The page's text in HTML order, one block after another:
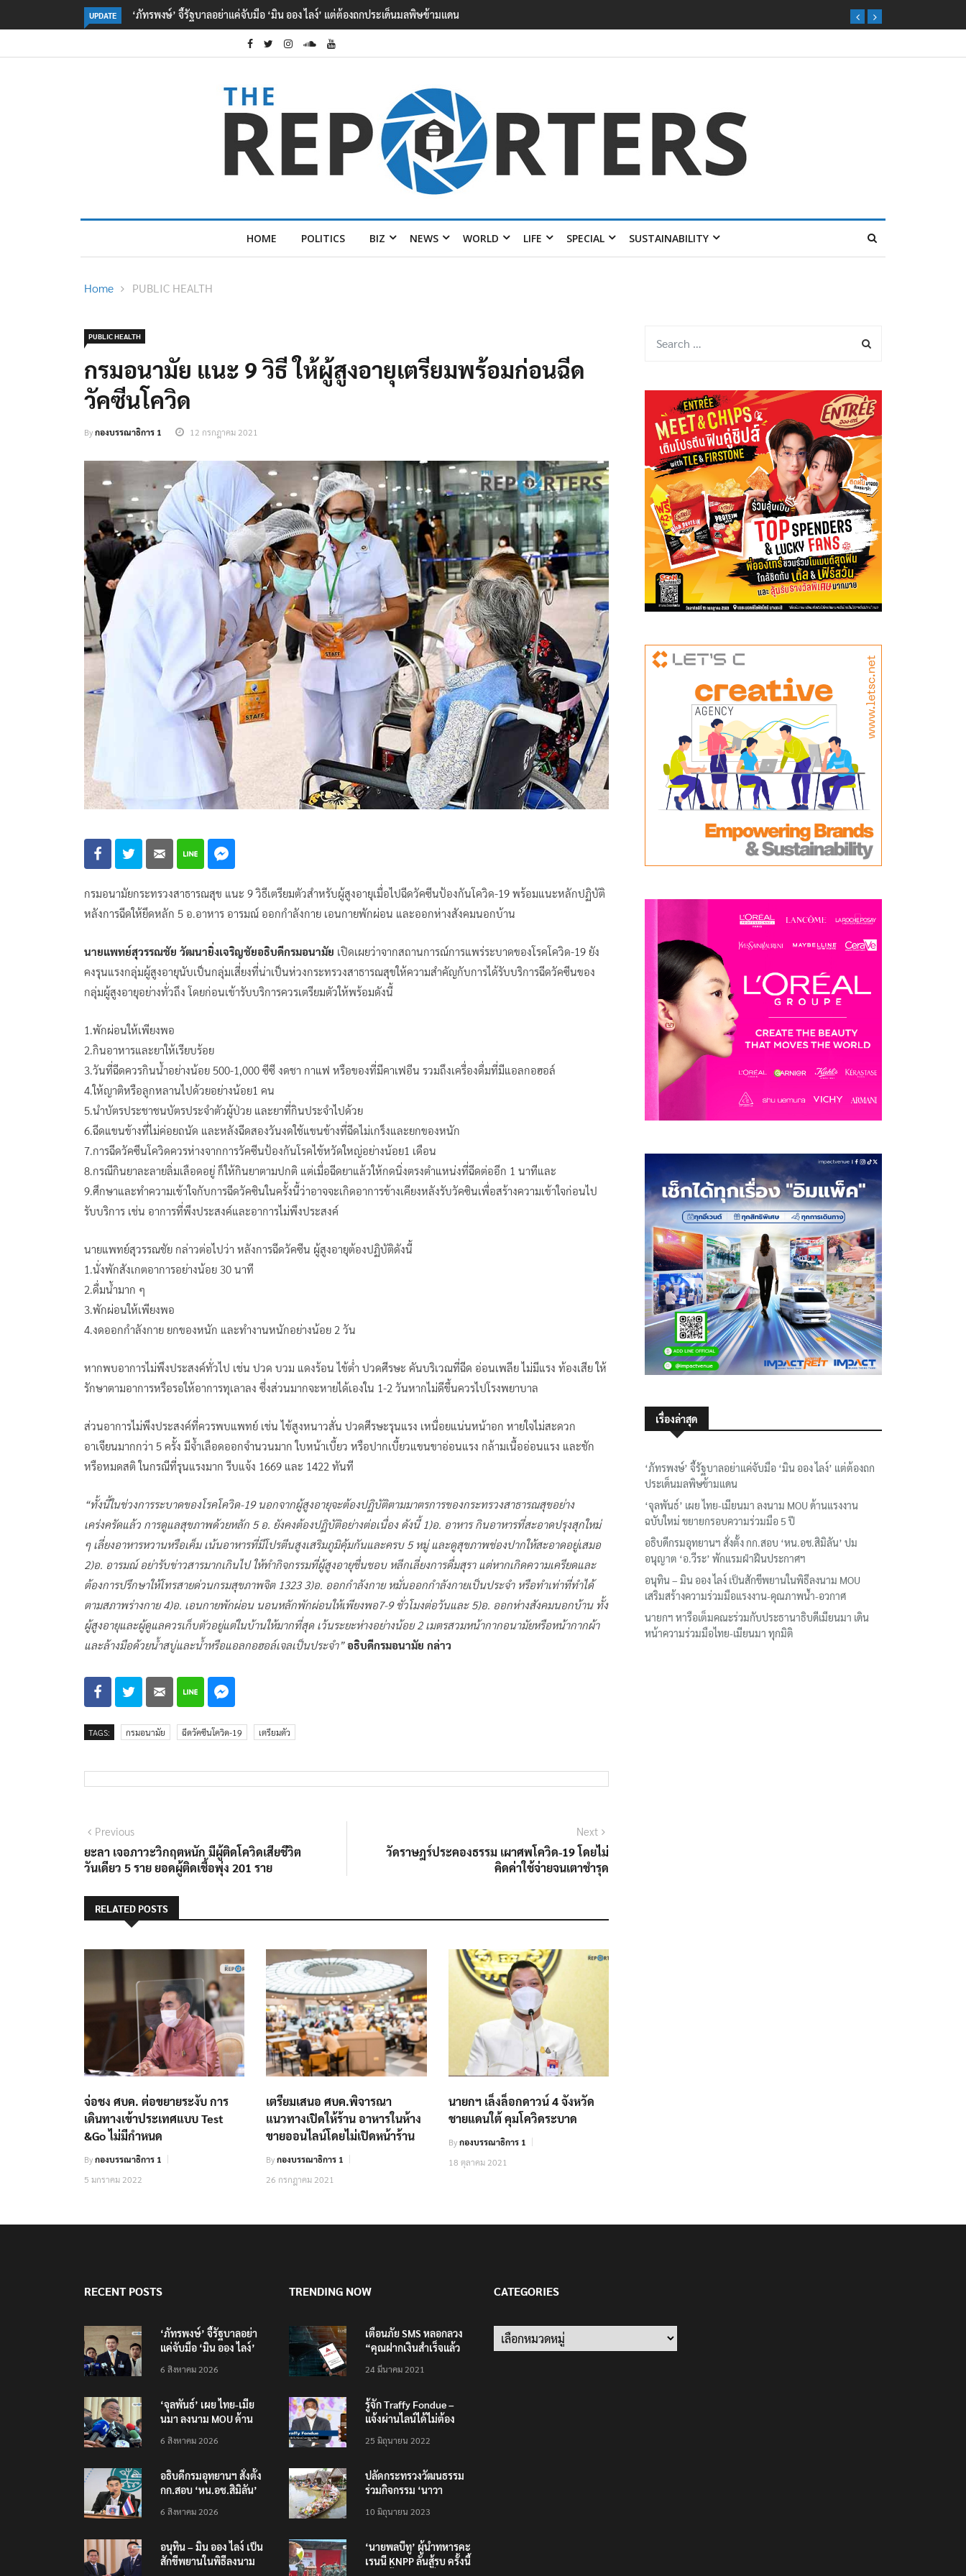
UPDATE ‘จุลพันธ์’ เผย ไทย-เมียนมา ลงนาม MOU ด้านแรงงาน ฉบับใหม่ ขยายกรอบความร่วมมือ 5 ปี
HOME POLITICS BIZ NEWS WORLD LIFE SPECIAL SUSTAINABILITY
Home PUBLIC HEALTH
PUBLIC HEALTH
กรมอนามัย แนะ 9 วิธี ให้ผู้สูงอายุเตรียมพร้อมก่อนฉีด
วัคซีนโควิด
Byกองบรรณาธิการ 1 12 กรกฎาคม 2021
กรมอนามัยกระทรวงสาธารณสุข แนะ 9 วิธีเตรียมตัวสำหรับผู้สูงอายุเมื่อไปฉีดวัคซีนป้องกันโควิด-19 พร้อมแนะหลักปฏิบัติ
หลังการฉีดให้ยึดหลัก 5 อ.อาหาร อารมณ์ ออกกำลังกาย เอนกายพักผ่อน และออกห่างสังคมนอกบ้าน
นายแพทย์สุวรรณชัย วัฒนายิ่งเจริญชัยอธิบดีกรมอนามัย เปิดเผยว่าจากสถานการณ์การแพร่ระบาดของโรคโควิด-19 ยัง
คงรุนแรงกลุ่มผู้สูงอายุนับเป็นกลุ่มเสี่ยงที่น่าเป็นห่วงกระทรวงสาธารณสุขให้ความสำคัญกับการได้รับบริการฉีดวัคซีนของ
กลุ่มผู้สูงอายุอย่างทั่วถึง โดยก่อนเข้ารับบริการควรเตรียมตัวให้พร้อมดังนี้
1.พักผ่อนให้เพียงพอ
2.กินอาหารและยาให้เรียบร้อย
3.วันที่ฉีดควรกินน้ำอย่างน้อย 500-1,000 ซีซี งดชา กาแฟ หรือของที่มีคาเฟอีน รวมถึงเครื่องดื่มที่มีแอลกอฮอล์
4.ให้ญาติหรือลูกหลานไปด้วยอย่างน้อย1 คน
5.นำบัตรประชาชนบัตรประจำตัวผู้ป่วย และยาที่กินประจำไปด้วย
6.ฉีดแขนข้างที่ไม่ค่อยถนัด และหลังฉีดสองวันงดใช้แขนข้างที่ฉีดไม่เกร็งและยกของหนัก
7.การฉีดวัคซีนโควิดควรห่างจากการวัคซีนป้องกันโรคไข้หวัดใหญ่อย่างน้อย1 เดือน
8.กรณีกินยาละลายลิ่มเลือดอยู่ ก็ให้กินยาตามปกติ แต่เมื่อฉีดยาแล้วให้กดนิ่งตรงตำแหน่งที่ฉีดต่ออีก 1 นาทีและ
9.ศึกษาและทำความเข้าใจกับการฉีดวัคซินในครั้งนี้ว่าอาจจะเกิดอาการข้างเคียงหลังรับวัคซินเพื่อสร้างความเข้าใจก่อนไป
รับบริการ เช่น อาการที่พึงประสงค์และอาการไม่พึงประสงค์
นายแพทย์สุวรรณชัย กล่าวต่อไปว่า หลังการฉีดวัคซีน ผู้สูงอายุต้องปฏิบัติดังนี้
1.นั่งพักสังเกตอาการอย่างน้อย 30 นาที
2.ดื่มน้ำมาก ๆ
3.พักผ่อนให้เพียงพอ
4.งดออกกำลังกาย ยกของหนัก และทำงานหนักอย่างน้อย 2 วัน
หากพบอาการไม่พึงประสงค์ทั่วไป เช่น ปวด บวม แดงร้อน ไข้ต่ำ ปวดศีรษะ คันบริเวณที่ฉีด อ่อนเพลีย ไม่มีแรง ท้องเสีย ให้
รักษาตามอาการหรือรอให้อาการทุเลาลง ซึ่งส่วนมากจะหายได้เองใน 1-2 วันหากไม่ดีขึ้นควรไปโรงพยาบาล
ส่วนอาการไม่พึงประสงค์ที่ควรพบแพทย์ เช่น ไข้สูงหนาวสั่น ปวดศีรษะรุนแรง เหนื่อยแน่นหน้าอก หายใจไม่สะดวก
อาเจียนมากกว่า 5 ครั้ง มีจ้ำเลือดออกจำนวนมาก ใบหน้าเบี้ยว หรือปากเบี้ยวแขนขาอ่อนแรง กล้ามเนื้ออ่อนแรง และชัก
หรือหมดสติ ในกรณีที่รุนแรงมาก รีบแจ้ง 1669 และ 1422 ทันที
“ทั้งนี้ในช่วงการระบาดของโรคโควิด-19 นอกจากผู้สูงอายุจะต้องปฏิบัติตามมาตรการของกระทรวงสาธารณสุขอย่าง
เคร่งครัดแล้ว การดูแลสุขภาพด้วยหลัก 5 อ. ยังคงต้องปฏิบัติอย่างต่อเนื่อง ดังนี้ 1)อ. อาหาร กินอาหารที่สะอาดปรุงสุกใหม่
ๆ เลี่ยงอาหารหวานหรือเค็ม เน้นอาหารที่มีโปรตีนสูงเสริมภูมิคุ้มกันและครบ 5 หมู่ และดูสุขภาพช่องปากให้สะอาดอยู่เสมอ
2)อ. อารมณ์ อย่ารับข่าวสารมากเกินไป ให้ทำกิจกรรมที่ผู้สูงอายุชื่นชอบ หลีกเลี่ยงการดื่มสุรา แต่หากเกิดความเครียดและ
ต้องการปรึกษาให้โทรสายด่วนกรมสุขภาพจิต 1323 3)อ. ออกกำลังกาย หมั่นออกกำลังกายเป็นประจำ หรือทำเท่าที่ทำได้
ตามสภาพร่างกาย 4)อ. เอนกายพักผ่อน นอนหลักพักผ่อนให้เพียงพอ7-9 ชั่วโมงต่อวันและ 5)อ. ออกห่างสังคมนอกบ้าน ทั้ง
ผู้สูงอายุและผู้ดูแลควรเก็บตัวอยู่แต่ในบ้านให้มากที่สุด เว้นระยะห่างอย่างน้อย 2 เมตรสวมหน้ากากอนามัยหรือหน้ากากผ้า
และล้างมือด้วยน้ำสบู่และน้ำหรือแอลกอฮอล์เจลเป็นประจำ” อธิบดีกรมอนามัย กล่าว
TAGS: กรมอนามัย ฉีดวัคซีนโควิด-19 เตรียมตัว
แนะแนว
เรื่อง
PreviousPrevious
post:
ยะลา เจอภาวะวิกฤตหนัก มีผู้ติดโควิดเสียชีวิต
วันเดียว 5 ราย ยอดผู้ติดเชื้อพุ่ง 201 ราย
Next
วัดราษฎร์ประคองธรรม เผาศพโควิด-19 โดยไม่
คิดค่าใช้จ่ายจนเตาชำรุด
RELATED POSTS
จ่อชง ศบค. ต่อขยายระงับ การ
เดินทางเข้าประเทศแบบ Test
&Go ไม่มีกำหนด
Byกองบรรณาธิการ 1
5 มกราคม 2022
เตรียมเสนอ ศบค.พิจารณา
แนวทางเปิดให้ร้าน อาหารในห้าง
ขายออนไลน์โดยไม่เปิดหน้าร้าน
Byกองบรรณาธิการ 1
26 กรกฎาคม 2021
นายกฯ เล็งล็อกดาวน์ 4 จังหวัด
ชายแดนใต้ คุมโควิดระบาด
Byกองบรรณาธิการ 1
18 ตุลาคม 2021
เรื่องล่าสุด
‘ภัทรพงษ์’ จี้รัฐบาลอย่าแค่จับมือ ‘มิน ออง ไลง์’ แต่ต้องถก
ประเด็นมลพิษข้ามแดน
‘จุลพันธ์’ เผย ไทย-เมียนมา ลงนาม MOU ด้านแรงงาน
ฉบับใหม่ ขยายกรอบความร่วมมือ 5 ปี
อธิบดีกรมอุทยานฯ​ สั่งตั้ง กก.สอบ ‘หน.อช.สิมิลัน’ ปม
อนุญาต ‘อ.วีระ’ พักแรมฝ่าฝืนประกาศฯ
อนุทิน – มิน ออง ไลง์ เป็นสักขีพยานในพิธีลงนาม MOU
เสริมสร้างความร่วมมือแรงงาน-คุณภาพน้ำ-อวกาศ
นายกฯ หารือเต็มคณะร่วมกับประธานาธิบดีเมียนมา เดิน
หน้าความร่วมมือไทย-เมียนมา ทุกมิติ
RECENT POSTS
‘ภัทรพงษ์’ จี้รัฐบาลอย่า
แค่จับมือ ‘มิน ออง ไลง์’
ข้ามแดน
6 สิงหาคม 2026
‘จุลพันธ์’ เผย ไทย-เมีย
นมา ลงนาม MOU ด้าน
กรอบความร่วมมือ 5 ปี
6 สิงหาคม 2026
อธิบดีกรมอุทยานฯ​ สั่งตั้ง
กก.สอบ ‘หน.อช.สิมิลัน’
แรมฝ่าฝืนประกาศฯ
6 สิงหาคม 2026
อนุทิน – มิน ออง ไลง์ เป็น
สักขีพยานในพิธีลงนาม
TRENDING NOW
เตือนภัย SMS หลอกลวง
“คุณฝากเงินสำเร็จแล้ว
200,000 บาท”
24 มีนาคม 2021
รู้จัก Traffy Fondue –
แจ้งผ่านไลน์ได้ไม่ต้อง
ทั่วไทย ไม่ใช่แค่ในกรุง
25 มิถุนายน 2022
ปลัดกระทรวงวัฒนธรรม
ร่วมกิจกรรม ‘นาวา
ตักบาตรทางน้ำ
10 มิถุนายน 2023
‘นายพลบีทู’ ผู้นำทหารคะ
เรนนี KNPP ลั่นสู้รบ ครั้งนี้
CATEGORIES
Categories